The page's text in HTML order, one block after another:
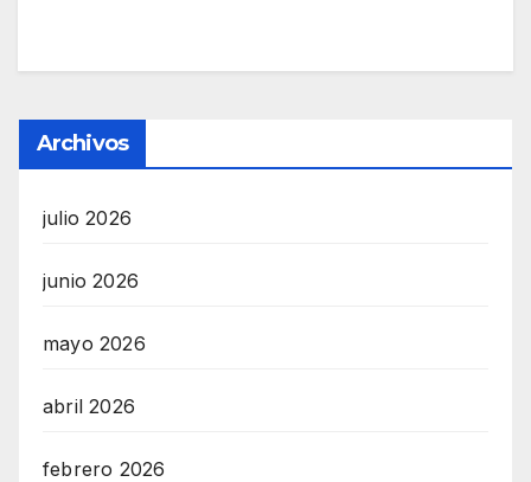
Archivos
julio 2026
junio 2026
mayo 2026
abril 2026
febrero 2026